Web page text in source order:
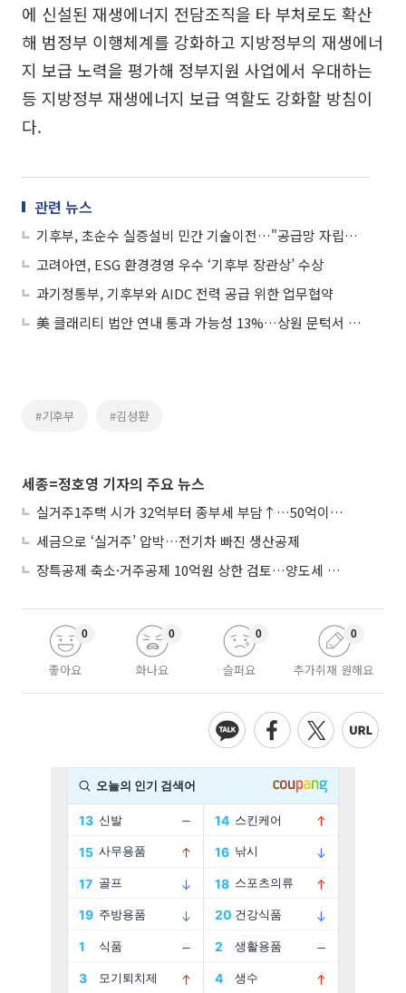
에 신설된 재생에너지 전담조직을 타 부처로도 확산
해 범정부 이행체계를 강화하고 지방정부의 재생에너
지 보급 노력을 평가해 정부지원 사업에서 우대하는
등 지방정부 재생에너지 보급 역할도 강화할 방침이
다.
관련 뉴스
기후부, 초순수 실증설비 민간 기술이전…"공급망 자립기반 강화"
고려아연, ESG 환경경영 우수 ‘기후부 장관상’ 수상
과기정통부, 기후부와 AIDC 전력 공급 위한 업무협약
美 클래리티 법안 연내 통과 가능성 13%…상원 문턱서 제동
#기후부 #김성환
세종=정호영 기자의 주요 뉴스
실거주1주택 시가 32억부터 종부세 부담↑…50억이면 454→979만원
세금으로 ‘실거주’ 압박…전기차 빠진 생산공제
장특공제 축소·거주공제 10억원 상한 검토…양도세 실거주 중심 개편
좋아요
0
화나요
0
슬퍼요
0
추가취재 원해요
0